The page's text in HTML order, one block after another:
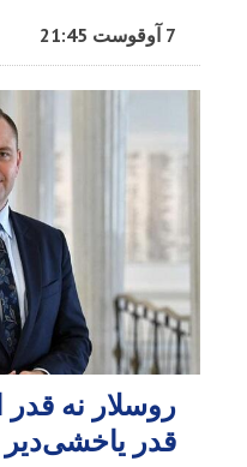
7 آوقوست 21:45
روسلار نه قدر
قدر